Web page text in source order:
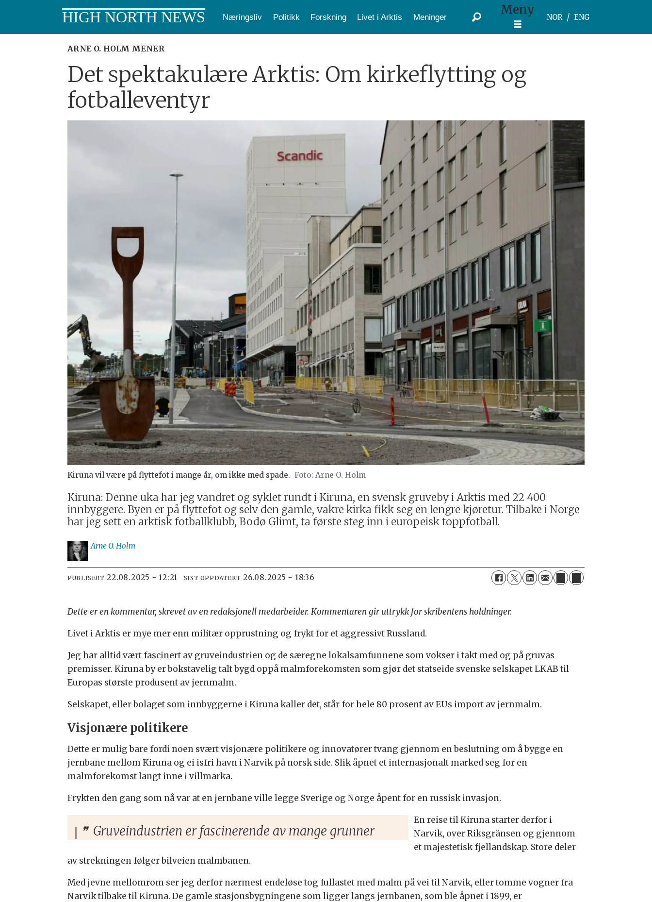
HIGH NORTH NEWS Næringsliv Politikk Forskning Livet i Arktis Meninger Meny
NOR ENG
ARNE O. HOLM MENER
Det spektakulære Arktis: Om kirkeflytting og
fotballeventyr
Kiruna vil være på flyttefot i mange år, om ikke med spade. Arne O. Holm
Kiruna: Denne uka har jeg vandret og syklet rundt i Kiruna, en svensk gruveby i Arktis med 22 400
innbyggere. Byen er på flyttefot og selv den gamle, vakre kirka fikk seg en lengre kjøretur. Tilbake i Norge
har jeg sett en arktisk fotballklubb, Bodø Glimt, ta første steg inn i europeisk toppfotball.
Arne O. Holm
PUBLISERT 22.08.2025 - 12:21 SIST OPPDATERT 26.08.2025 - 18:36
Dette er en kommentar, skrevet av en redaksjonell medarbeider. Kommentaren gir uttrykk for skribentens holdninger.
Livet i Arktis er mye mer enn militær opprustning og frykt for et aggressivt Russland.
Jeg har alltid vært fascinert av gruveindustrien og de særegne lokalsamfunnene som vokser i takt med og på gruvas
premisser. Kiruna by er bokstavelig talt bygd oppå malmforekomsten som gjør det statseide svenske selskapet LKAB til
Europas største produsent av jernmalm.
Selskapet, eller bolaget som innbyggerne i Kiruna kaller det, står for hele 80 prosent av EUs import av jernmalm.
Visjonære politikere
Dette er mulig bare fordi noen svært visjonære politikere og innovatører tvang gjennom en beslutning om å bygge en
jernbane mellom Kiruna og ei isfri havn i Narvik på norsk side. Slik åpnet et internasjonalt marked seg for en
malmforekomst langt inne i villmarka.
Frykten den gang som nå var at en jernbane ville legge Sverige og Norge åpent for en russisk invasjon.
Gruveindustrien er fascinerende av mange grunner
En reise til Kiruna starter derfor i
Narvik, over Riksgränsen og gjennom
et majestetisk fjellandskap. Store deler
av strekningen følger bilveien malmbanen.
Med jevne mellomrom ser jeg derfor nærmest endeløse tog fullastet med malm på vei til Narvik, eller tomme vogner fra
Narvik tilbake til Kiruna. De gamle stasjonsbygningene som ligger langs jernbanen, som ble åpnet i 1899, er